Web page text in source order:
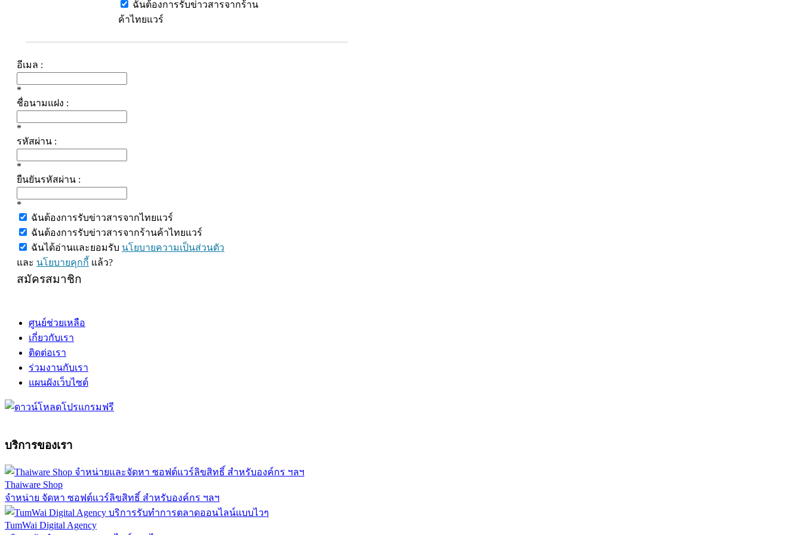
ฉันต้องการรับข่าวสารจากร้าน
ค้าไทยแวร์
อีเมล :
*
ชื่อนามแฝง :
*
รหัสผ่าน :
*
ยืนยันรหัสผ่าน :
*
ฉันต้องการรับข่าวสารจากไทยแวร์
ฉันต้องการรับข่าวสารจากร้านค้าไทยแวร์
ฉันได้อ่านและยอมรับ นโยบายความเป็นส่วนตัว
และ นโยบายคุกกี้ แล้ว?
สมัครสมาชิก
ศูนย์ช่วยเหลือ
เกี่ยวกับเรา
ติดต่อเรา
ร่วมงานกับเรา
แผนผังเว็บไซต์
บริการของเรา
Thaiware Shop
จำหน่าย จัดหา ซอฟต์แวร์ลิขสิทธิ์ สำหรับองค์กร ฯลฯ
TumWai Digital Agency